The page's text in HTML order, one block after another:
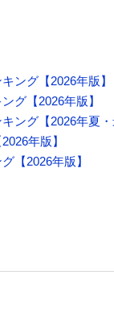
ング【2026年版】
グ【2026年版】
ング【2026年夏・
年版】
【2026年版】